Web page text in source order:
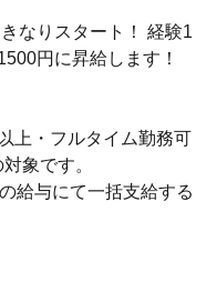
なりスタート！ 経験1
円に昇給します！
上・フルタイム勤務可
象です。
給与にて一括支給する